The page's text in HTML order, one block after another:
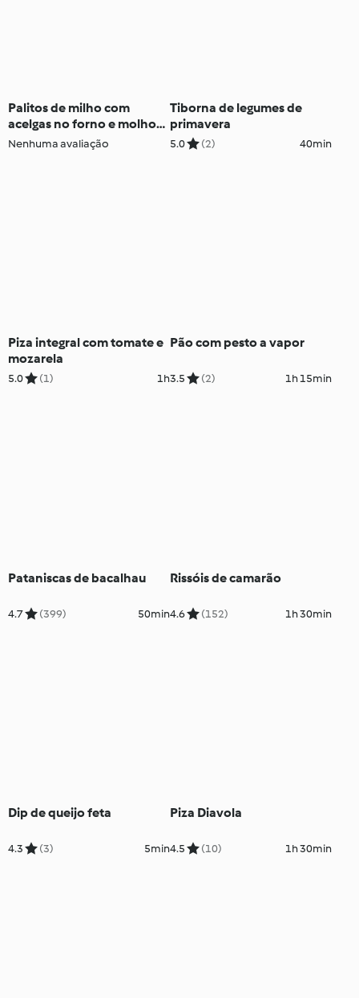
Palitos de milho com
acelgas no forno e molho
de agrião
Nenhuma avaliação
Tiborna de legumes de
primavera
5.0 (2) 40min
Piza integral com tomate e
mozarela
5.0 (1) 1h
Pão com pesto a vapor
3.5 (2) 1h 15min
Pataniscas de bacalhau
4.7 (399) 50min
Rissóis de camarão
4.6 (152) 1h 30min
Dip de queijo feta
4.3 (3) 5min
Piza Diavola
4.5 (10) 1h 30min